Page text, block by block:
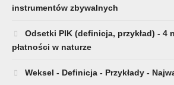
instrumentów zbywalnych
Odsetki PIK (definicja, przykład) - 4
płatności w naturze
Weksel - Definicja - Przykłady -